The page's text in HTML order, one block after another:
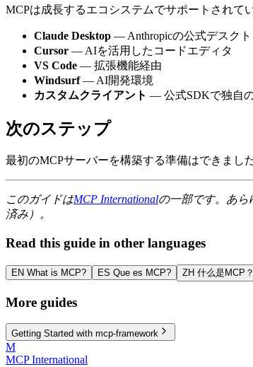
MCPは成長するエコシステムでサポートされて
Claude Desktop — Anthropicの公式デスクト
Cursor — AIを活用したコードエディタ
VS Code — 拡張機能経由
Windsurf— AI開発環境
カスタムクライアント — 公式SDKで独自
次のステップ
最初のMCPサーバーを構築する準備はできまし
このガイドはMCP Internationalの一部です。あら
済み）。
Read this guide in other languages
EN What is MCP? ES Que es MCP? ZH 什么是MCP？
More guides
Getting Started with mcp-framework
M
MCP International